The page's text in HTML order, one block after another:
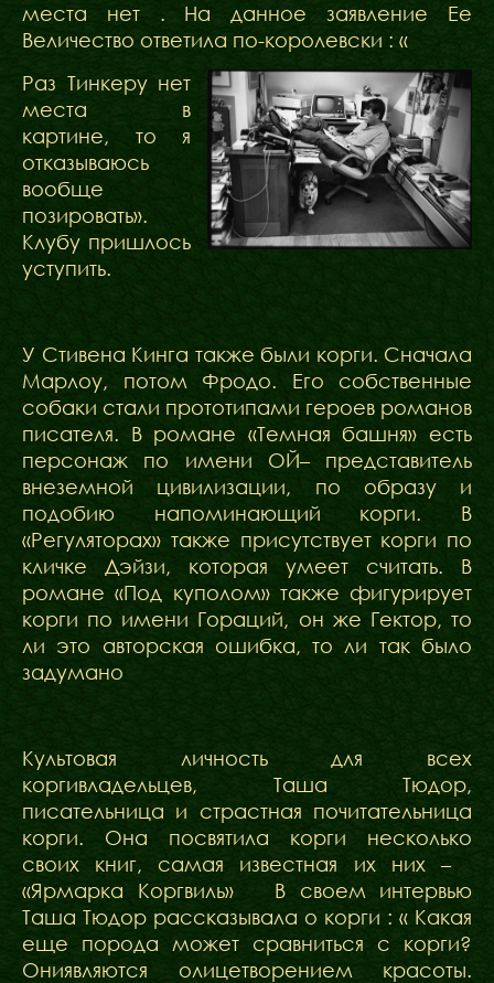
места нет . На данное заявление Ее
Величество ответила по-королевски : «
Раз Тинкеру нет
места в
картине, то я
отказываюсь
вообще
позировать».
Клубу пришлось
уступить.
У Стивена Кинга также были корги. Сначала
Марлоу, потом Фродо. Его собственные
собаки стали прототипами героев романов
писателя. В романе «Темная башня» есть
персонаж по имени ОЙ– представитель
внеземной цивилизации, по образу и
подобию напоминающий корги. В
«Регуляторах» также присутствует корги по
кличке Дэйзи, которая умеет считать. В
романе «Под куполом» также фигурирует
корги по имени Гораций, он же Гектор, то
ли это авторская ошибка, то ли так было
задумано
Культовая личность для всех
коргивладельцев, Таша Тюдор,
писательница и страстная почитательница
корги. Она посвятила корги несколько
своих книг, самая известная их них –
«Ярмарка Коргвиль» В своем интервью
Таша Тюдор рассказывала о корги : « Какая
еще порода может сравниться с корги?
Ониявляются олицетворением красоты.